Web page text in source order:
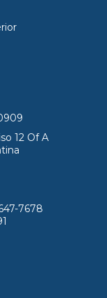
12 Of A
7678